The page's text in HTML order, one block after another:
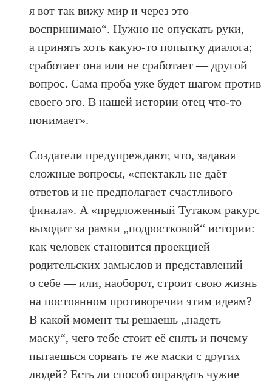
я вот так вижу мир и через это
воспринимаю“. Нужно не опускать руки,
а принять хоть какую-то попытку диалога;
сработает она или не сработает — другой
вопрос. Сама проба уже будет шагом против
своего эго. В нашей истории отец что-то
понимает».
Создатели предупреждают, что, задавая
сложные вопросы, «спектакль не даёт
ответов и не предполагает счастливого
финала». А «предложенный Тутаком ракурс
выходит за рамки „подростковой“ истории:
как человек становится проекцией
родительских замыслов и представлений
о себе — или, наоборот, строит свою жизнь
на постоянном противоречии этим идеям?
В какой момент ты решаешь „надеть
маску“, чего тебе стоит её снять и почему
пытаешься сорвать те же маски с других
людей? Есть ли способ оправдать чужие